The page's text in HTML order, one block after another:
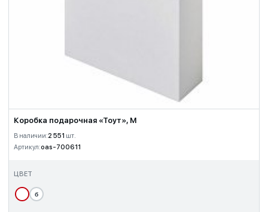
Коробка подарочная «Тоут», M
В наличии:2 551 шт.
Артикул:oas-700611
ЦВЕТ
б